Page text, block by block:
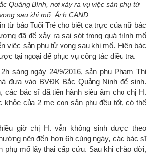
Quảng Bình, nơi xảy ra vụ việc sản phụ tử
vong sau khi mổ. Ảnh CAND
từ báo Tuổi Trẻ cho biết ca trực của nữ bác
đã để xảy ra sai sót trong quá trình mổ
việc sản phụ tử vong sau khi mổ. Hiện bác
tại ngoại để phục vụ công tác điều tra.
sáng ngày 24/9/2016, sản phụ Phạm Thị
đưa vào BVĐK Bắc Quảng Ninh để sinh.
các bác sĩ đã tiến hành siêu âm cho chị H.
khỏe của 2 mẹ con sản phụ đều tốt, có thể
giờ chị H. vẫn không sinh được theo
nên đến hơn 6h cùng ngày, các bác sĩ
phụ mổ lấy thai cấp cứu. Sau khi chào đời,